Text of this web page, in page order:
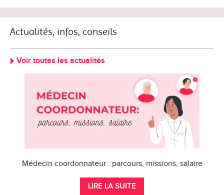
Actualités, infos, conseils
Voir toutes les actualités
Médecin coordonnateur : parcours, missions, salaire
LIRE LA SUITE